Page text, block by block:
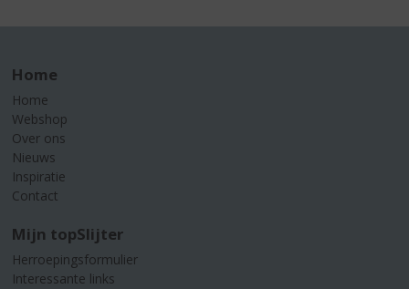
Home
Home
Webshop
Over ons
Nieuws
Inspiratie
Contact
Mijn topSlijter
Herroepingsformulier
Interessante links